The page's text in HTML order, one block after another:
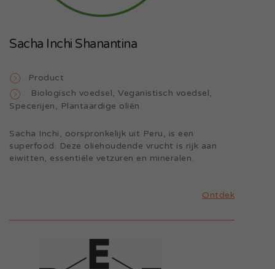
Sacha Inchi Shanantina
Product
Biologisch voedsel, Veganistisch voedsel,
Specerijen, Plantaardige oliën
Sacha Inchi, oorspronkelijk uit Peru, is een
superfood. Deze oliehoudende vrucht is rijk aan
eiwitten, essentiële vetzuren en mineralen.
Ontdek